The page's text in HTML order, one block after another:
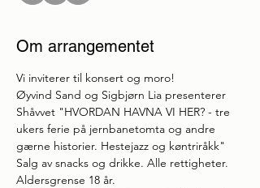
Om arrangementet
Vi inviterer til konsert og moro!
Øyvind Sand og Sigbjørn Lia presenterer
Shåvvet "HVORDAN HAVNA VI HER? - tre
ukers ferie på jernbanetomta og andre
gærne historier. Hestejazz og køntriråkk"
Salg av snacks og drikke. Alle rettigheter.
Aldersgrense 18 år.